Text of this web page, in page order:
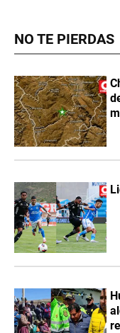
NO TE PIERDAS